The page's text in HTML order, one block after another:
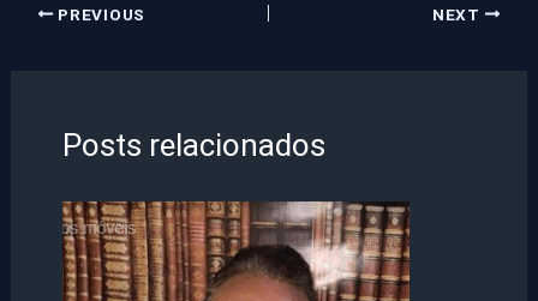
PREVIOUS NEXT
Posts relacionados